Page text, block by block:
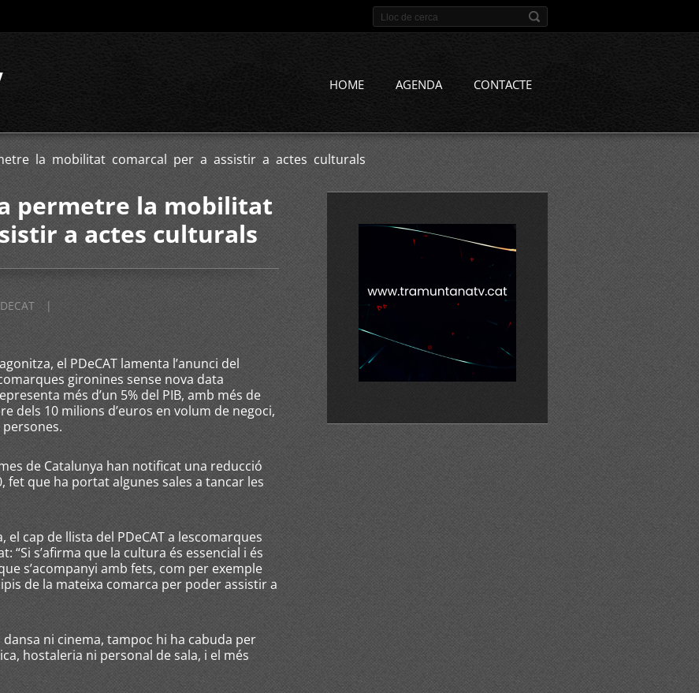
HOME AGENDA CONTACTE
la mobilitat comarcal per a assistir a actes culturals
permetre la mobilitat
a actes culturals
|
el PDeCAT lamenta l’anunci del
gironines sense nova data
més d’un 5% del PIB, amb més de
dels 10 milions d’euros en volum de negoci,
de Catalunya han notificat una reducció
fet que ha portat algunes sales a tancar les
el cap de llista del PDeCAT a lescomarques
“Si s’afirma que la cultura és essencial i és
s’acompanyi amb fets, com per exemple
de la mateixa comarca per poder assistir a
ni cinema, tampoc hi ha cabuda per
hostaleria ni personal de sala, i el més